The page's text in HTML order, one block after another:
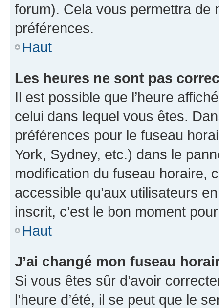
forum). Cela vous permettra de
préférences.
Haut
Les heures ne sont pas
Il est possible que l’heure
celui dans lequel vous êtes.
préférences pour le fuseau
York, Sydney, etc.) dans le
modification du fuseau horaire,
accessible qu’aux utilisateurs
inscrit, c’est le bon moment
Haut
J’ai changé mon fuseau
Si vous êtes sûr d’avoir
l’heure d’été, il se peut que le